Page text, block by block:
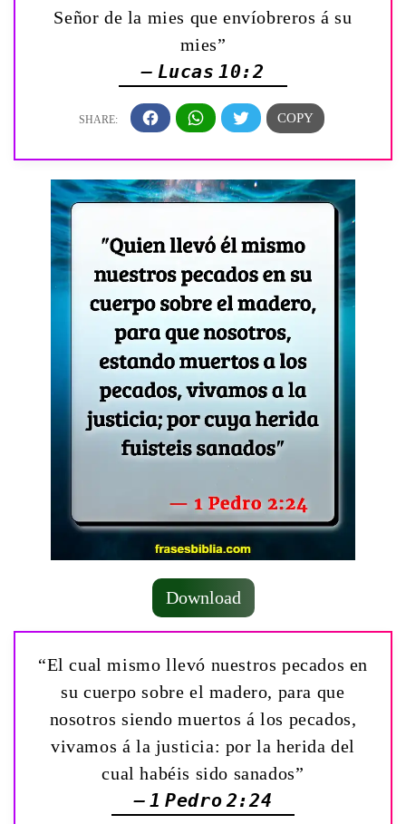
Señor de la mies que envíobreros á su
mies”
— Lucas 10:2
Download
“El cual mismo llevó nuestros pecados en
su cuerpo sobre el madero, para que
nosotros siendo muertos á los pecados,
vivamos á la justicia: por la herida del
cual habéis sido sanados”
— 1 Pedro 2:24